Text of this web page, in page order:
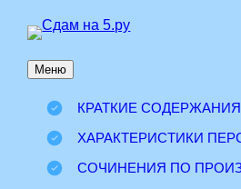
Перейти
содержимому
Меню
КРАТКИЕ СОДЕРЖАНИЯ
ХАРАКТЕРИСТИКИ
СОЧИНЕНИЯ ПО